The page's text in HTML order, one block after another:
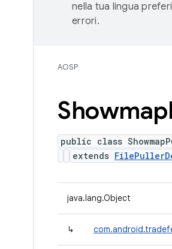
nella tua lingua
errori.
AOSP
Showmap
public class
extends
java.lang.Object
↳